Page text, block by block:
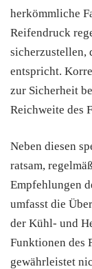
herkömmliche
Reifendruck
sicherzustellen,
entspricht.
zur Sicherheit
Reichweite des
Neben diesen
ratsam,
Empfehlungen
umfasst die
der Kühl- und
Funktionen des
gewährleistet